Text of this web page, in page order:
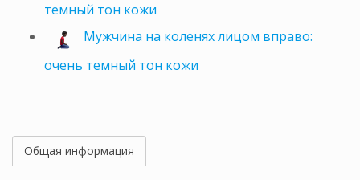
темный тон кожи
Мужчина на коленях лицом вправо:
очень темный тон кожи
Общая информация